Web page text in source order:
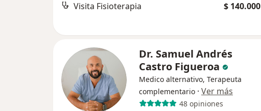
Visita Fisioterapia $ 140.000
Dr. Samuel Andrés
Castro Figueroa
Medico alternativo, Terapeuta
complementario · Ver más
48 opiniones